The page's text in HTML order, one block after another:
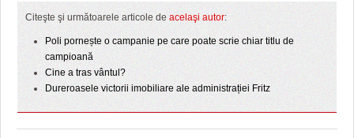
Citeşte şi următoarele articole de acelaşi autor:
Poli pornește o campanie pe care poate scrie chiar titlu de
campioană
Cine a tras vântul?
Dureroasele victorii imobiliare ale administrației Fritz